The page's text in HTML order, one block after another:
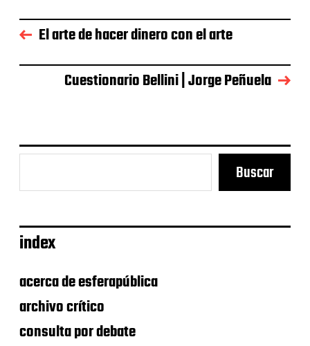
d
e
l
e
d
a
El arte de hacer dinero con el arte
Cuestionario Bellini | Jorge Peñuela
Buscar
index
acerca de esferapública
archivo crítico
consulta por debate